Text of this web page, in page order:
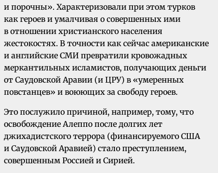
и порочны». Характеризовали при этом турков
как героев и умалчивая о совершенных ими
в отношении христианского населения
жестокостях. В точности как сейчас американские
и английские СМИ превратили кровожадных
меркантильных исламистов, получающих деньги
от Саудовской Аравии (и ЦРУ) в «умеренных
повстанцев» и воюющих за свободу героев.
Это послужило причиной, например, тому, что
освобождение Алеппо после долгих лет
джихадистского террора (финансируемого США
и Саудовской Аравией) стало преступлением,
совершенным Россией и Сирией.